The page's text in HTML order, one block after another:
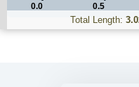
0.0 0.5
Total Length: